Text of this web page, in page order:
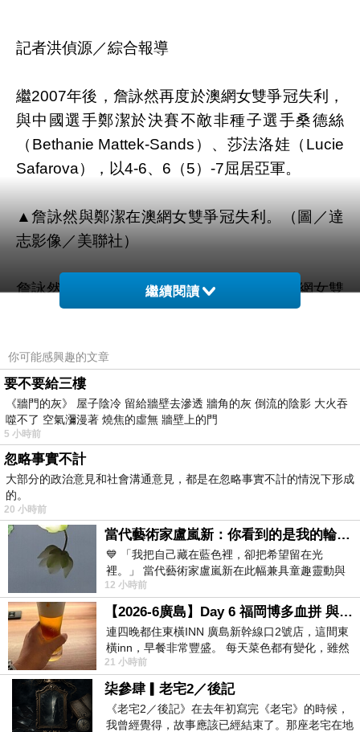
記者洪偵源／綜合報導
繼2007年後，詹詠然再度於澳網女雙爭冠失利，
與中國選手鄭潔於決賽不敵非種子選手桑德絲
（Bethanie Mattek-Sands）、莎法洛娃（Lucie
Safarova），以4-6、6（5）-7屈居亞軍。
▲詹詠然與鄭潔在澳網女雙爭冠失利。（圖／達
志影像／美聯社）
詹詠然與莊佳容曾於2007年闖進澳網與美網女雙
決賽，生涯第三度打進大滿貫女雙冠軍戰，仍與
2017年菜宅配推薦
第一盤雙方一度纏鬥到4-4，詹詠然發球局面臨2
個破發點
於4-5落後，第10局未能擋下對手局點而丟盤。
詹詠然於鄭潔第二盤有所反彈，一度取得5-3領
先，不過美國組合先保住發球局，再破掉鄭潔發
球局來到5-5，接著雙方又纏鬥到6-6進入搶七。
搶七詹詠然、鄭潔一度被打到1-4落後，但連下3
分追平，跟著又來到5-5，跟著鄭潔擊球出界被逼
出賽末點，桑德絲底線抽球得手終結比賽。
詹詠然賽後也感謝搭檔鄭潔，表示這是自己第三
次來到大滿貫女雙決賽，希望下次能真正成為贏
繼續閱讀
你可能感興趣的文章
要不要給三樓
《牆門的灰》 屋子陰冷 留給牆壁去滲透 牆角的灰 倒流的陰影 大火吞
噬不了 空氣瀰漫著 燒焦的虛無 牆壁上的門
5 小時前
忽略事實不計
大部分的政治意見和社會溝通意見，都是在忽略事實不計的情況下形成
的。
20 小時前
當代藝術家盧嵐新：你看到的是我的輪廓，還是你的故事？——藏在藍色裡的希望與光
💙 「我把自己藏在藍色裡，卻把希望留在光
裡。」 當代藝術家盧嵐新在此幅兼具童趣靈動與
抽象韻味的新作中，用湛藍的羽翼般色塊包覆著
12 小時前
【2026-6廣島】Day 6 福岡博多血拼 與機場接送少年司機深夜對談
連四晚都住東橫INN 廣島新幹線口2號店，這間東
橫inn，早餐非常豐盛。 每天菜色都有變化，雖然
看到工作人員拿出料理包加熱，但
21 小時前
柒參肆▎老宅2／後記
《老宅2／後記》在去年初寫完《老宅》的時候，
我曾經覺得，故事應該已經結束了。那座老宅在地